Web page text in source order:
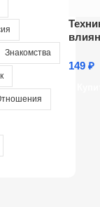
Знакомства
149 ₽